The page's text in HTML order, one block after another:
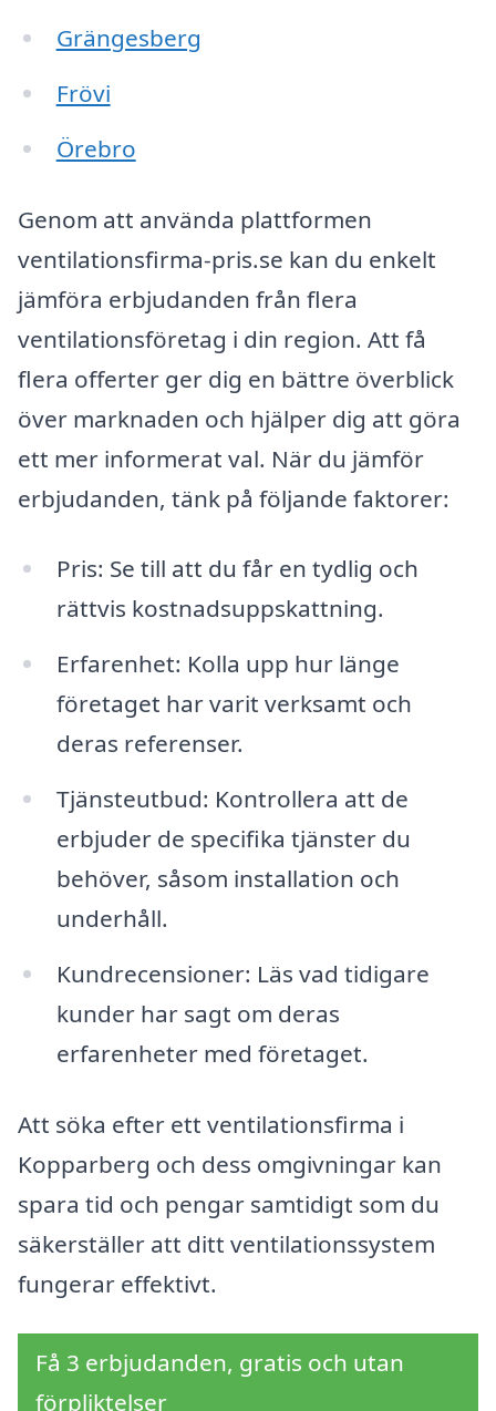
Grängesberg
Frövi
Örebro
Genom att använda plattformen
ventilationsfirma-pris.se kan du enkelt
jämföra erbjudanden från flera
ventilationsföretag i din region. Att få
flera offerter ger dig en bättre överblick
över marknaden och hjälper dig att göra
ett mer informerat val. När du jämför
erbjudanden, tänk på följande faktorer:
Pris: Se till att du får en tydlig och
rättvis kostnadsuppskattning.
Erfarenhet: Kolla upp hur länge
företaget har varit verksamt och
deras referenser.
Tjänsteutbud: Kontrollera att de
erbjuder de specifika tjänster du
behöver, såsom installation och
underhåll.
Kundrecensioner: Läs vad tidigare
kunder har sagt om deras
erfarenheter med företaget.
Att söka efter ett ventilationsfirma i
Kopparberg och dess omgivningar kan
spara tid och pengar samtidigt som du
säkerställer att ditt ventilationssystem
fungerar effektivt.
Få 3 erbjudanden, gratis och utan
förpliktelser